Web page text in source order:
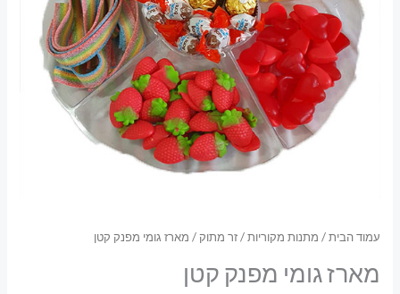
עמוד הבית/ מתנות מקוריות/זר מתוק/ מארז גומי מפנק קטן
מארז גומי מפנק קטן